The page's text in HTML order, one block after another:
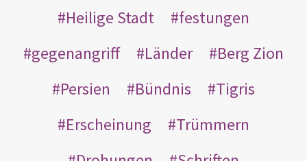
Heilige Stadt
festungen
gegenangriff
Länder
Berg Zion
Persien
Bündnis
Tigris
Erscheinung
Trümmern